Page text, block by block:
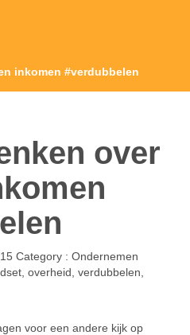
inkomen #verdubbelen
over
Category : Ondernemen
overheid verdubbelen
voor een andere kijk op